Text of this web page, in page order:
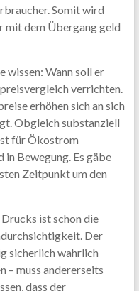
Somit wird
mit dem Übergang geld
wissen: Wann soll er
verrichten.
erhöhen sich an sich
Obgleich substanziell
für Ökostrom
in Bewegung. Es gäbe
Zeitpunkt um den
ist schon die
Der
sicherlich wahrlich
– muss andererseits
dass der